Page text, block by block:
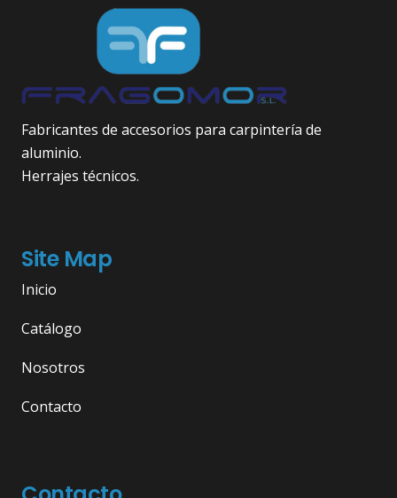
Fabricantes de accesorios para carpintería de
aluminio.
Herrajes técnicos.
Site Map
Inicio
Catálogo
Nosotros
Contacto